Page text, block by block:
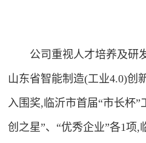
公司重视人才培养及研发
山东省智能制造(工业4.0)创
入围奖,临沂市首届“市长杯
创之星”、“优秀企业”各1项,